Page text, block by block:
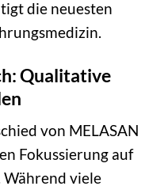
die neuesten
Qualitative
von MELASAN
Fokussierung auf
viele